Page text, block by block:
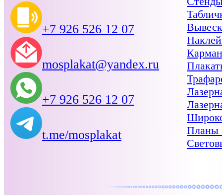
+7 926 526 12 07
mosplakat@yandex.ru
+7 926 526 12 07
t.me/mosplakat
Планы